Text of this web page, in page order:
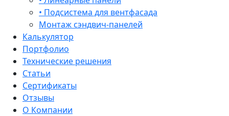
• Подсистема для вентфасада
Монтаж сэндвич-панелей
Калькулятор
Портфолио
Технические решения
Статьи
Сертификаты
Отзывы
О Компании